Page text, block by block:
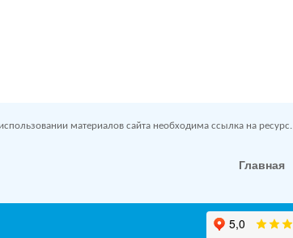
материалов сайта необходима ссылка на ресурс.
Главная